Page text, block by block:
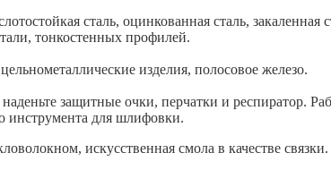
сталь, оцинкованная сталь,
тонкостенных профилей.
изделия, полосовое железо.
наденьте защитные очки, перчатки и респиратор.
инструмента для шлифовки.
искусственная смола в качестве связки.